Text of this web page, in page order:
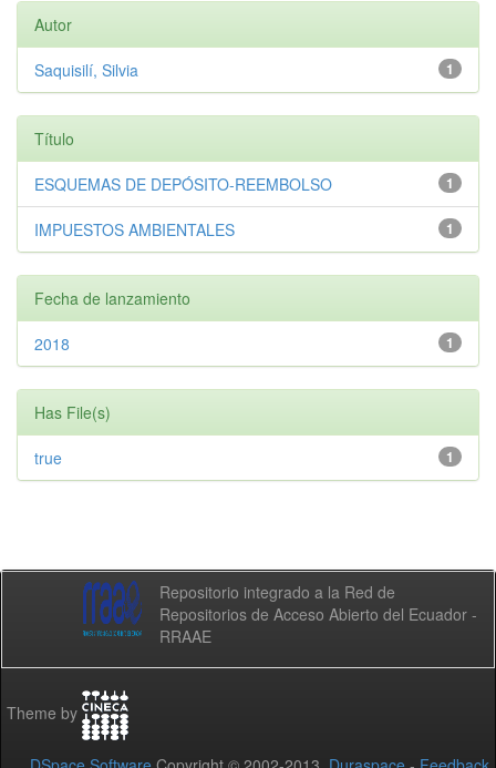
Autor
1
Saquisilí, Silvia
Título
1
ESQUEMAS DE DEPÓSITO-REEMBOLSO
1
IMPUESTOS AMBIENTALES
Fecha de lanzamiento
1
2018
Has File(s)
1
true
Repositorio integrado a la Red de
Repositorios de Acceso Abierto del Ecuador -
RRAAE
Theme by